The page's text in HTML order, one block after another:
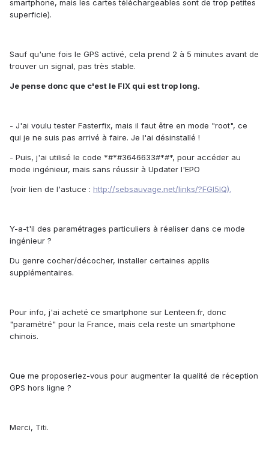
smartphone, mais les cartes téléchargeables sont de trop petites
superficie).
Sauf qu'une fois le GPS activé, cela prend 2 à 5 minutes avant de
trouver un signal, pas très stable.
Je pense donc que c'est le FIX qui est trop long.
- J'ai voulu tester Fasterfix, mais il faut être en mode "root", ce
qui je ne suis pas arrivé à faire. Je l'ai désinstallé !
- Puis, j'ai utilisé le code *#*#3646633#*#*, pour accéder au
mode ingénieur, mais sans réussir à Updater l'EPO
(voir lien de l'astuce : http://sebsauvage.net/links/?FGI5lQ).
Y-a-t'il des paramétrages particuliers à réaliser dans ce mode
ingénieur ?
Du genre cocher/décocher, installer certaines applis
supplémentaires.
Pour info, j'ai acheté ce smartphone sur Lenteen.fr, donc
"paramétré" pour la France, mais cela reste un smartphone
chinois.
Que me proposeriez-vous pour augmenter la qualité de réception
GPS hors ligne ?
Merci, Titi.